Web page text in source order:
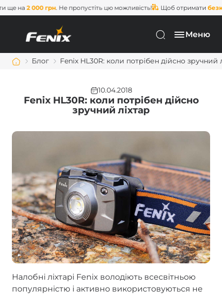
000 грн. Не пропустіть цю можливість! Щоб отриматибезкоштовну
Меню
Блог Fenix HL30R: коли потрібен дійсно зручний
10.04.2018
Fenix HL30R: коли потрібен дійсно
зручний ліхтар
Налобні ліхтарі Fenix володіють всесвітньою
популярністю і активно використовуються не